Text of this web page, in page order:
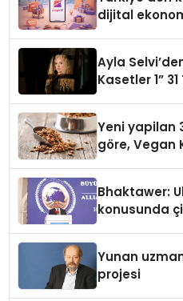
dijital
Ayla
Kasetler 1”
Yeni yapilan
göre, Vegan
Bhaktawer:
konusunda
Yunan
projesi